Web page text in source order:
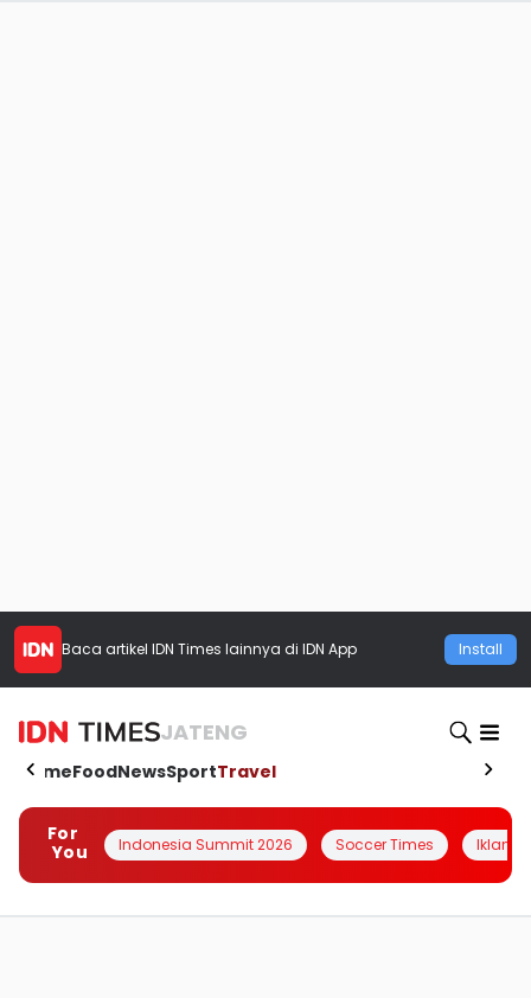
Baca artikel IDN Times lainnya di IDN App Install
JATENG
HomeFoodNewsSportTravel
For
You
Indonesia Summit 2026 Soccer Times Iklanin